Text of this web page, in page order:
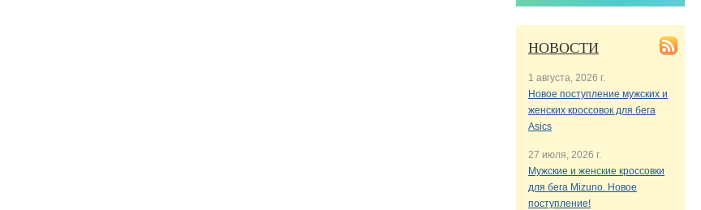
НОВОСТИ
1 августа, 2026 г.
Новое поступление мужских и
женских кроссовок для бега
Asics
27 июля, 2026 г.
Мужские и женские кроссовки
для бега Mizuno. Новое
поступление!